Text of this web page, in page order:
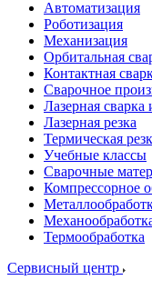
Автоматизация
Роботизация
Механизация
Орбитальная
Контактная
Сварочное
Лазерная сварка
Лазерная резка
Термическая
Учебные классы
Сварочные
Компрессорное
Термообработка
Сервисный центр